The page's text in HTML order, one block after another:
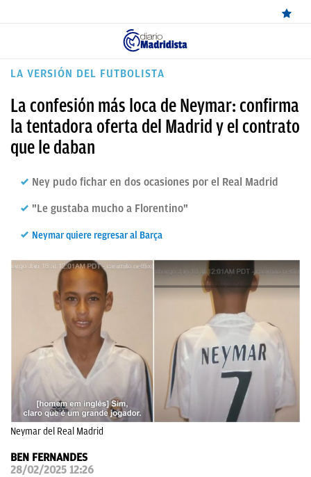
ÚLTIMAS
REAL
MADRID
FEMENINO
PAPARAZZI
OKDIARIO
LA VERSIÓN DEL FUTBOLISTA
La confesión más loca de Neymar: confirma
la tentadora oferta del Madrid y el contrato
que le daban
Ney pudo fichar en dos ocasiones por el Real Madrid
"Le gustaba mucho a Florentino"
Neymar quiere regresar al Barça
Neymar del Real Madrid
BEN FERNANDES
28/02/2025 12:26